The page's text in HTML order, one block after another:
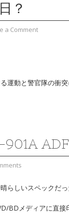
？
a Comment
運動と警官隊の衝
901A
らしいスペックだ
BDメディアに直